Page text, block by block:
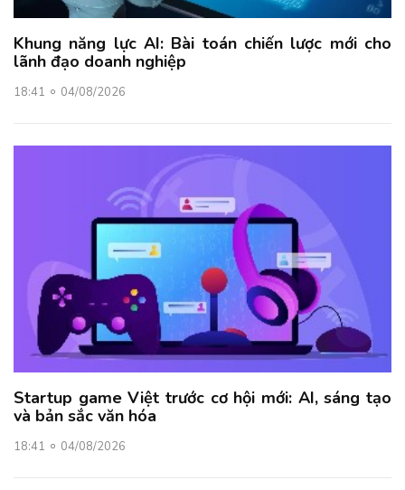
Khung năng lực AI: Bài toán chiến lược mới cho
lãnh đạo doanh nghiệp
18:41 04/08/2026
Startup game Việt trước cơ hội mới: AI, sáng tạo
và bản sắc văn hóa
18:41 04/08/2026